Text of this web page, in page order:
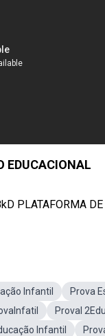
EDUCACIONAL
PLATAFORMA DE
Infantil
Prova
Proval
Infantil